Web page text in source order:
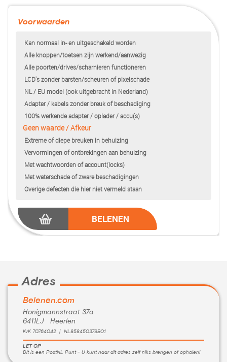
Voorwaarden
Kan normaal in- en uitgeschakeld worden
Alle knoppen/toetsen zijn werkend/aanwezig
Alle poorten/drives/scharnieren functioneren
LCD's zonder barsten/scheuren of pixelschade
NL / EU model (ook uitgebracht in Nederland)
Adapter / kabels zonder breuk of beschadiging
100% werkende adapter / oplader / accu(s)
Geen waarde / Afkeur
Extreme of diepe breuken in behuizing
Vervormingen of ontbrekingen aan behuizing
Met wachtwoorden of account(locks)
Met waterschade of zware beschadigingen
Overige defecten die hier niet vermeld staan
BELENEN
Adres
Belenen.com
Honigmannstraat 37a
6411LJ Heerlen
KvK 70764042 | NL858450379B01
LET OP
Dit is een PostNL Punt - U kunt naar dit adres zelf niks brengen of ophalen!